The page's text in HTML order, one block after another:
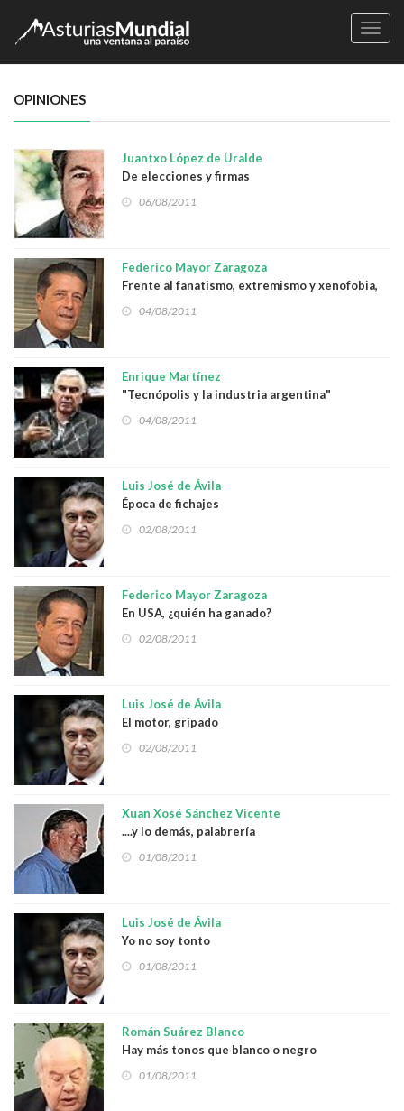
OPINIONES
Juantxo López de Uralde
De elecciones y firmas
06/08/2011
Federico Mayor Zaragoza
Frente al fanatismo, extremismo y xenofobia,
más y mejor democracia
04/08/2011
Enrique Martínez
"Tecnópolis y la industria argentina"
04/08/2011
Luis José de Ávila
Época de fichajes
02/08/2011
Federico Mayor Zaragoza
En USA, ¿quién ha ganado?
02/08/2011
Luis José de Ávila
El motor, gripado
02/08/2011
Xuan Xosé Sánchez Vicente
....y lo demás, palabrería
01/08/2011
Luis José de Ávila
Yo no soy tonto
01/08/2011
Román Suárez Blanco
Hay más tonos que blanco o negro
01/08/2011